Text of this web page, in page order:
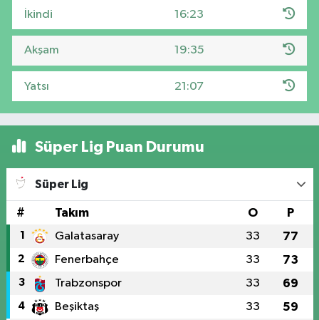
İkindi 16:23
Akşam 19:35
Yatsı 21:07
Süper Lig Puan Durumu
Süper Lig
# Takım O P
1 Galatasaray 33 77
2 Fenerbahçe 33 73
3 Trabzonspor 33 69
4 Beşiktaş 33 59